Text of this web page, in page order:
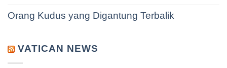
Orang Kudus yang Digantung Terbalik
VATICAN NEWS